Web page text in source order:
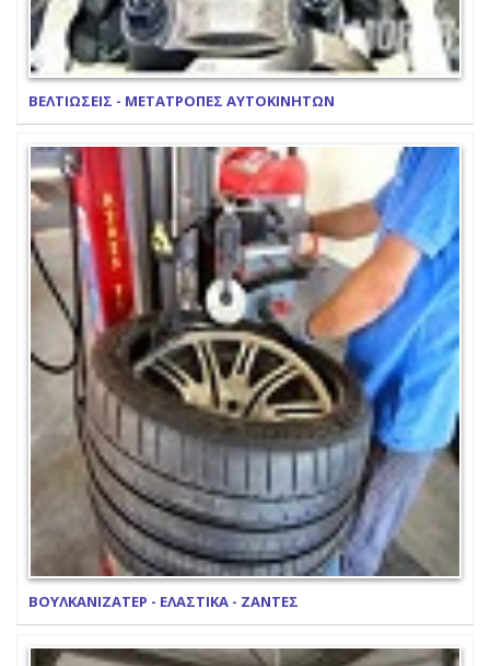
ΒΕΛΤΙΩΣΕΙΣ - ΜΕΤΑΤΡΟΠΕΣ ΑΥΤΟΚΙΝΗΤΩΝ
ΒΟΥΛΚΑΝΙΖΑΤΕΡ - ΕΛΑΣΤΙΚΑ - ΖΑΝΤΕΣ